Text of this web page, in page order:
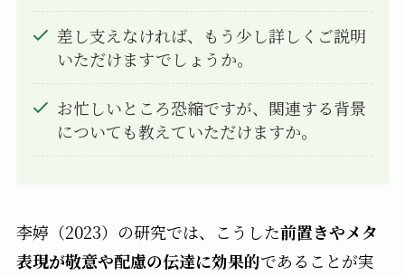
差し支えなければ、もう少し詳しくご説明
いただけますでしょうか。
お忙しいところ恐縮ですが、関連する背景
についても教えていただけますか。
李婷（2023）の研究では、こうした前置きやメタ
表現が敬意や配慮の伝達に効果的であることが実